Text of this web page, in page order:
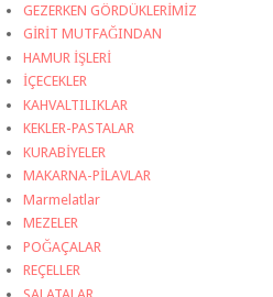
GEZERKEN GÖRDÜKLERİMİZ
GİRİT MUTFAĞINDAN
HAMUR İŞLERİ
İÇECEKLER
KAHVALTILIKLAR
KEKLER-PASTALAR
KURABİYELER
MAKARNA-PİLAVLAR
Marmelatlar
MEZELER
POĞAÇALAR
REÇELLER
SALATALAR